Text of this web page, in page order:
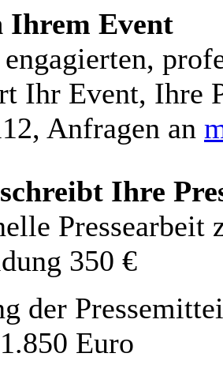
Ihrem Event
Ihr Event, Ihre
Anfragen an
Ihre
Pressearbeit
350 €
der
Euro